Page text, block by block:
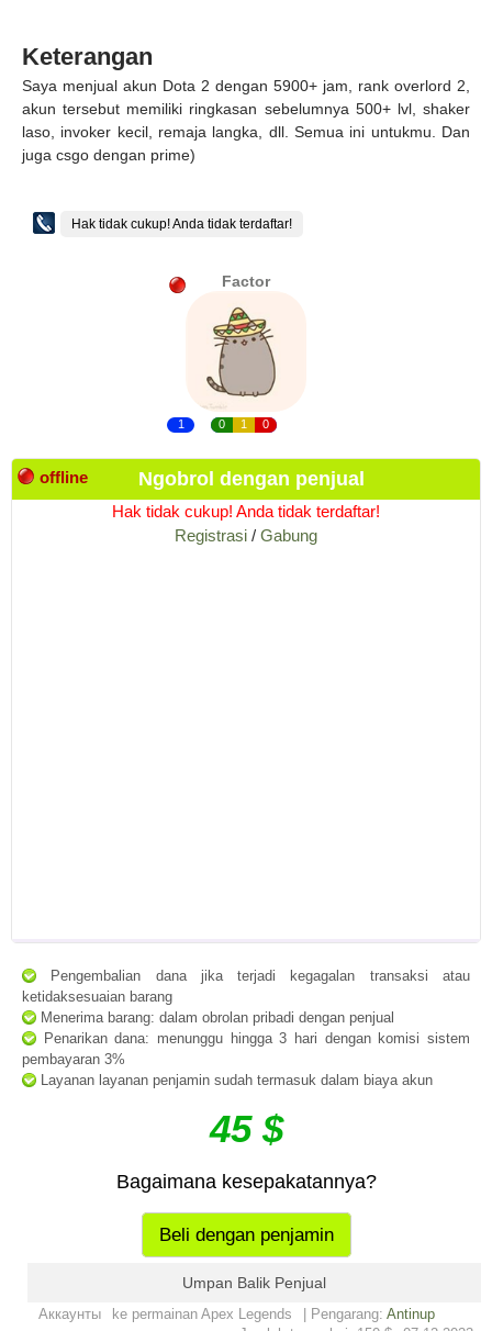
Keterangan
Saya menjual akun Dota 2 dengan 5900+ jam, rank overlord 2,
akun tersebut memiliki ringkasan sebelumnya 500+ lvl, shaker
laso, invoker kecil, remaja langka, dll. Semua ini untukmu. Dan
juga csgo dengan prime)
Hak tidak cukup! Anda tidak terdaftar!
Factor
1 0 1 0
offline Ngobrol dengan penjual
Hak tidak cukup! Anda tidak terdaftar!
Registrasi / Gabung
Pengembalian dana jika terjadi kegagalan transaksi atau
ketidaksesuaian barang
Menerima barang: dalam obrolan pribadi dengan penjual
Penarikan dana: menunggu hingga 3 hari dengan komisi sistem
pembayaran 3%
Layanan layanan penjamin sudah termasuk dalam biaya akun
45 $
Bagaimana kesepakatannya?
Beli dengan penjamin
Umpan Balik Penjual
Аккаунты ke permainan Apex Legends | Pengarang: Antinup